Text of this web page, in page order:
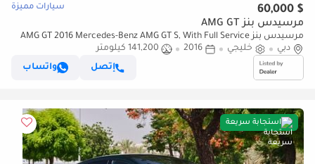
$ 60,000 سيارات مميزة
مرسيدس بنز AMG GT
مرسيدس بنز AMG GT 2016 Mercedes-Benz AMG GT S, With Full Service
History, Excellent Condition, GCC Spec
دبي خليجي 2016
141,200 كيلومتر
إتصل
واتساب
استجابة سريعة